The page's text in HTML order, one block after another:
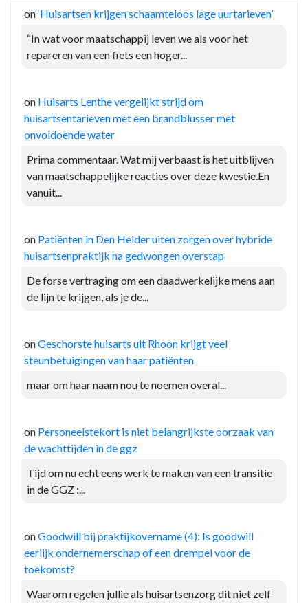
on‘Huisartsen krijgen schaamteloos lage uurtarieven’
“In wat voor maatschappij leven we als voor het
repareren van een fiets een hoger...
on Huisarts Lenthe vergelijkt strijd om
huisartsentarieven met een brandblusser met
onvoldoende water
Prima commentaar. Wat mij verbaast is het uitblijven
van maatschappelijke reacties over deze kwestie.En
vanuit...
on Patiënten in Den Helder uiten zorgen over hybride
huisartsenpraktijk na gedwongen overstap
De forse vertraging om een daadwerkelijke mens aan
de lijn te krijgen, als je de...
onGeschorste huisarts uit Rhoon krijgt veel
steunbetuigingen van haar patiënten
maar om haar naam nou te noemen overal...
on Personeelstekort is niet belangrijkste oorzaak van
de wachttijden in de ggz
Tijd om nu echt eens werk te maken van een transitie
in de GGZ :...
onGoodwill bij praktijkovername (4): Is goodwill
eerlijk ondernemerschap of een drempel voor de
toekomst?
Waarom regelen jullie als huisartsenzorg dit niet zelf